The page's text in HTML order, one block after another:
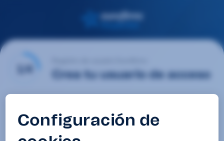
1/4 Crea tu usuario de acceso